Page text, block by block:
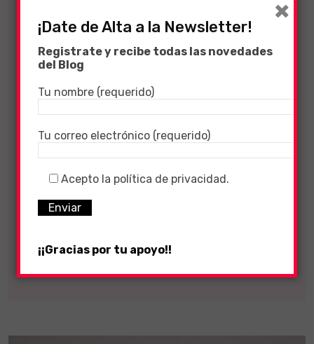
Coronavirus
13 December, 2020
CORONAVIRUS –
13/12/2020
sus casa.
LEER MÁS
¡Date de Alta a la Newsletter!
Registrate y recibe todas las novedades
del Blog
Tu nombre (requerido)
Tu correo electrónico (requerido)
Acepto la política de privacidad.
¡¡Gracias por tu apoyo!!
×